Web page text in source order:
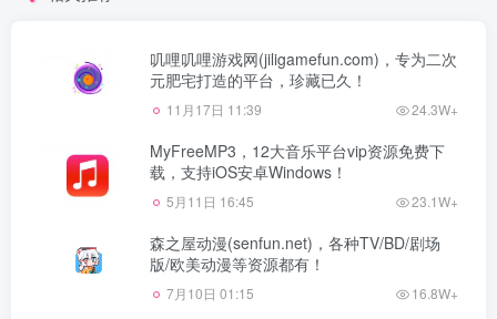
叽哩叽哩游戏网(jiligamefun.com)，专为二次
元肥宅打造的平台，珍藏已久！
11月17日 11:39 24.3W+
MyFreeMP3，12大音乐平台vip资源免费下
载，支持iOS安卓Windows！
5月11日 16:45 23.1W+
森之屋动漫(senfun.net)，各种TV/BD/剧场
版/欧美动漫等资源都有！
7月10日 01:15 16.8W+